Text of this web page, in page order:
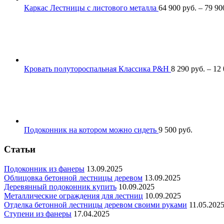
Каркас Лестницы с листового металла 64 900 руб. – 79
Кровать полутороспальная Классика P&H 8 290 руб. – 12
Подоконник на котором можно сидеть 9 500 руб.
Статьи
Подоконник из фанеры 13.09.2025
Облицовка бетонной лестницы деревом 13.09.2025
Деревянный подоконник купить 10.09.2025
Металлические ограждения для лестниц 10.09.2025
Отделка бетонной лестницы деревом своими руками 11.05.2025
Ступени из фанеры 17.04.2025